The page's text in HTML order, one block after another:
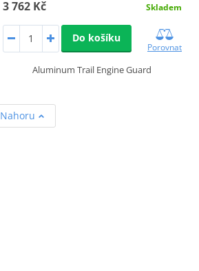
3 762 Kč Skladem
Do košíku
Porovnat
Aluminum Trail Engine Guard
Nahoru